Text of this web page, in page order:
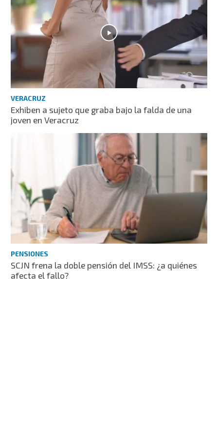
VERACRUZ
Exhiben a sujeto que graba bajo la falda de una
joven en Veracruz
PENSIONES
SCJN frena la doble pensión del IMSS: ¿a quiénes
afecta el fallo?